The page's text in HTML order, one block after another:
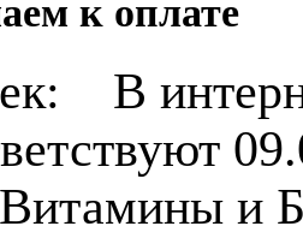
к оплате
В
Витамины и